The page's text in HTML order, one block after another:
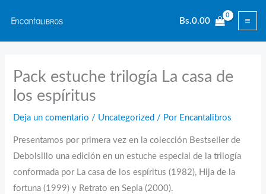
contenido
Bs.0.00
Pack estuche trilogía La casa de
los espíritus
Deja un comentario / Uncategorized / Por Encantalibros
Presentamos por primera vez en la colección Bestseller de
Debolsillo una edición en un estuche especial de la trilogía
conformada por La casa de los espíritus (1982), Hija de la
fortuna (1999) y Retrato en Sepia (2000).